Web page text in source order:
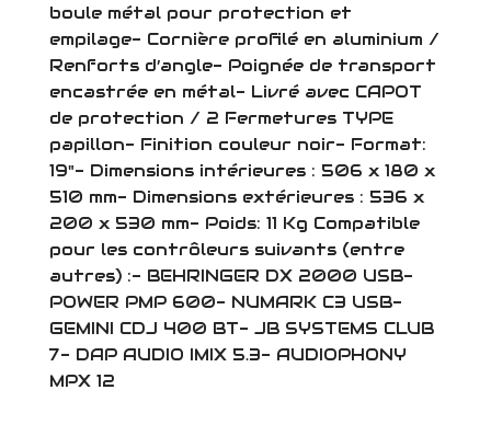
boule métal pour protection et
empilage- Cornière profilé en aluminium /
Renforts d’angle- Poignée de transport
encastrée en métal- Livré avec CAPOT
de protection / 2 Fermetures TYPE
papillon- Finition couleur noir- Format:
19"- Dimensions intérieures : 506 x 180 x
510 mm- Dimensions extérieures : 536 x
200 x 530 mm- Poids: 11 Kg Compatible
pour les contrôleurs suivants (entre
autres) :- BEHRINGER DX 2000 USB-
POWER PMP 600- NUMARK C3 USB-
GEMINI CDJ 400 BT- JB SYSTEMS CLUB
7- DAP AUDIO IMIX 5.3- AUDIOPHONY
MPX 12